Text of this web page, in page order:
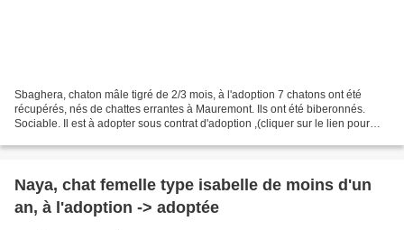
Sbaghera, chaton mâle tigré de 2/3 mois, à l'adoption 7 chatons ont été
récupérés, nés de chattes errantes à Mauremont. Ils ont été biberonnés.
Sociable. Il est à adopter sous contrat d'adoption ,(cliquer sur le lien pour
Naya, chat femelle type isabelle de moins d'un
an, à l'adoption -> adoptée